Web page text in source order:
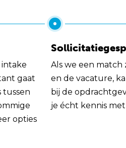
gaat
tussen
opties
Als we een match
en de vacature,
bij de
je écht kennis